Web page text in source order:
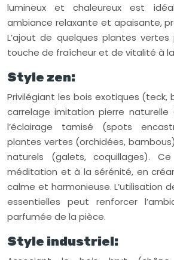
lumineux et chaleureux est
ambiance relaxante et apaisante,
L’ajout de quelques plantes
touche de fraîcheur et de vitalité à
Style zen:
Privilégiant les bois exotiques (teck,
carrelage imitation pierre naturelle
l’éclairage tamisé (spots
plantes vertes (orchidées,
naturels (galets, coquillages).
méditation et à la sérénité, en
calme et harmonieuse. L’utilisation
essentielles peut renforcer
parfumée de la pièce.
Style industriel: